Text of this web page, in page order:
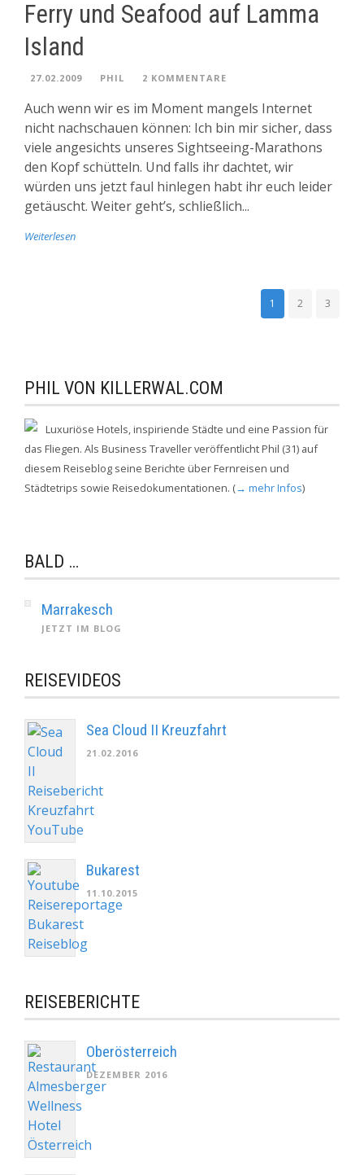
Ferry und Seafood auf Lamma
Island
27.02.2009 PHIL 2 KOMMENTARE
Auch wenn wir es im Moment mangels Internet
nicht nachschauen können: Ich bin mir sicher, dass
viele angesichts unseres Sightseeing-Marathons
den Kopf schütteln. Und falls ihr dachtet, wir
würden uns jetzt faul hinlegen habt ihr euch leider
getäuscht. Weiter geht’s, schließlich...
Weiterlesen
1 2 3
PHIL VON KILLERWAL.COM
Luxuriöse Hotels, inspiriende Städte und eine Passion für
das Fliegen. Als Business Traveller veröffentlicht Phil (31) auf
diesem Reiseblog seine Berichte über Fernreisen und
Städtetrips sowie Reisedokumentationen. (→ mehr Infos)
BALD …
Marrakesch
JETZT IM BLOG
REISEVIDEOS
Sea Cloud II Kreuzfahrt
21.02.2016
Bukarest
11.10.2015
REISEBERICHTE
Oberösterreich
DEZEMBER 2016